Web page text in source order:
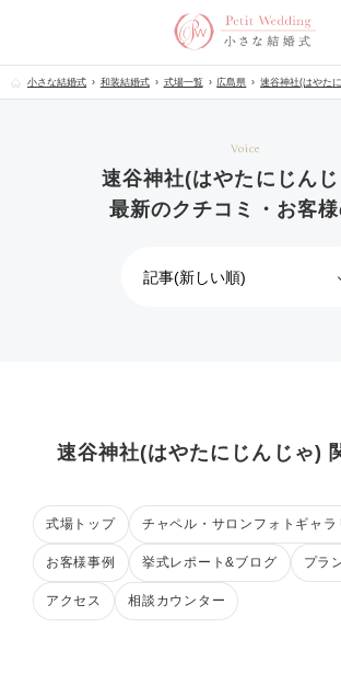
小さな結婚式 和装結婚式 式場一覧 広島県 速谷神社(はやた
Voice
速谷神社(はやたにじん
最新のクチコミ・お客
速谷神社(はやたにじんじゃ)
式場トップ チャペル・サロンフォトギャラ
お客様事例 挙式レポート&ブログ プラ
アクセス 相談カウンター